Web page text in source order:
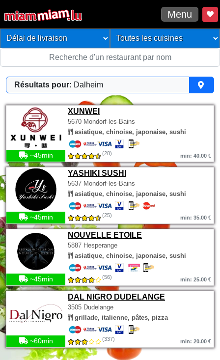
Menu
Résultats pour: Dalheim
XUNWEI
5670 Mondorf-les-Bains
asiatique, chinoise, japonaise, sushi
~45min (28) min: 40.00 €
YASHIKI SUSHI
5637 Mondorf-les-Bains
asiatique, chinoise, japonaise, sushi
~45min (25) min: 35.00 €
NOUVELLE ETOILE
5887 Hesperange
asiatique, chinoise, japonaise, sushi
~45min (56) min: 25.00 €
DAL NIGRO DUDELANGE
3505 Dudelange
grillade, italienne, pâtes, pizza
~60min (337) min: 20.00 €